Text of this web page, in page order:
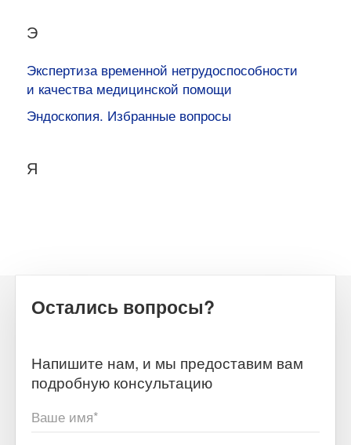
Э
Экспертиза временной нетрудоспособности
и качества медицинской помощи
Эндоскопия. Избранные вопросы
Я
Остались вопросы?
Напишите нам, и мы предоставим вам
подробную консультацию
Ваше имя*